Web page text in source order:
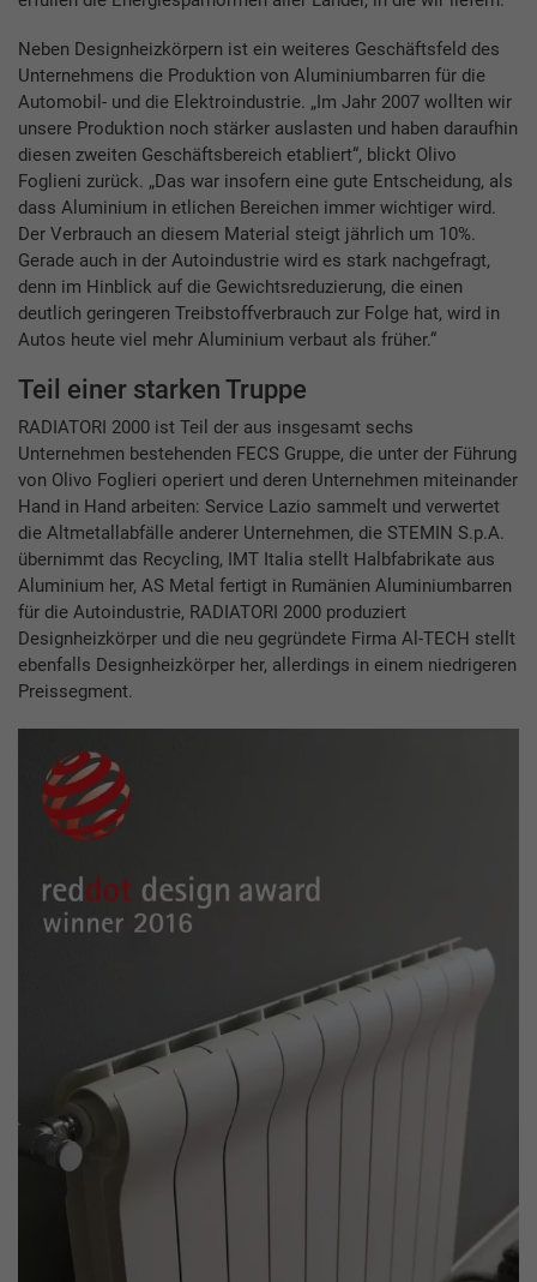
Neben Designheizkörpern ist ein weiteres Geschäftsfeld des
Unternehmens die Produktion von Aluminiumbarren für die
Automobil- und die Elektroindustrie. „Im Jahr 2007 wollten wir
unsere Produktion noch stärker auslasten und haben daraufhin
diesen zweiten Geschäftsbereich etabliert“, blickt Olivo
Foglieni zurück. „Das war insofern eine gute Entscheidung, als
dass Aluminium in etlichen Bereichen immer wichtiger wird.
Der Verbrauch an diesem Material steigt jährlich um 10%.
Gerade auch in der Autoindustrie wird es stark nachgefragt,
denn im Hinblick auf die Gewichtsreduzierung, die einen
deutlich geringeren Treibstoffverbrauch zur Folge hat, wird in
Autos heute viel mehr Aluminium verbaut als früher.“
Teil einer starken Truppe
RADIATORI 2000 ist Teil der aus insgesamt sechs
Unternehmen bestehenden FECS Gruppe, die unter der Führung
von Olivo Foglieri operiert und deren Unternehmen miteinander
Hand in Hand arbeiten: Service Lazio sammelt und verwertet
die Altmetallabfälle anderer Unternehmen, die STEMIN S.p.A.
übernimmt das Recycling, IMT Italia stellt Halbfabrikate aus
Aluminium her, AS Metal fertigt in Rumänien Aluminiumbarren
für die Autoindustrie, RADIATORI 2000 produziert
Designheizkörper und die neu gegründete Firma Al-TECH stellt
ebenfalls Designheizkörper her, allerdings in einem niedrigeren
Preissegment.